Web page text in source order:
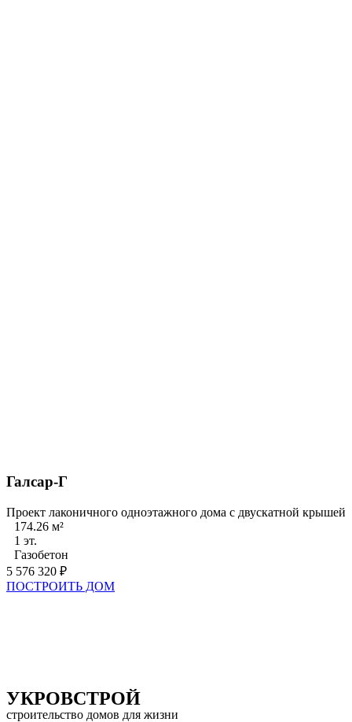
Галсар-Г
Проект лаконичного одноэтажного дома с двускатной крышей
174.26 м²
1 эт.
Газобетон
5 576 320 ₽
ПОСТРОИТЬ ДОМ
УКРОВСТРОЙ
строительство домов для жизни